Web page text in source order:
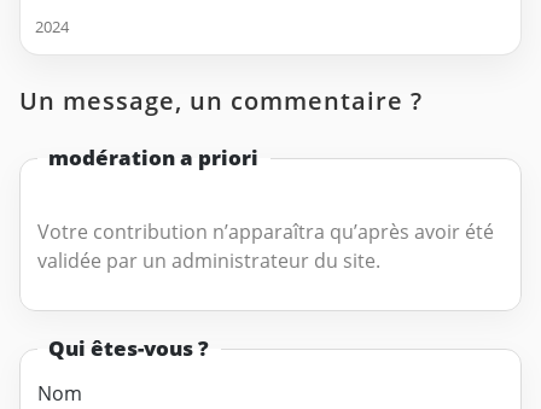
2024
Un message, un commentaire ?
modération a priori
Votre contribution n’apparaîtra qu’après avoir été
validée par un administrateur du site.
Qui êtes-vous ?
Nom